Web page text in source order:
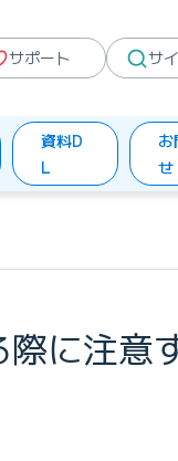
サポート サ
資料D
L
お
せ
に注意